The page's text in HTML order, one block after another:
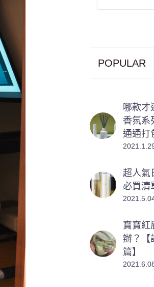
POPULAR
哪款才
香氛系
通通打
超人氣
必買清
寶寶紅
辦？【
篇】